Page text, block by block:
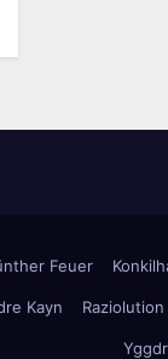
Feuer
Kayn Raziolution